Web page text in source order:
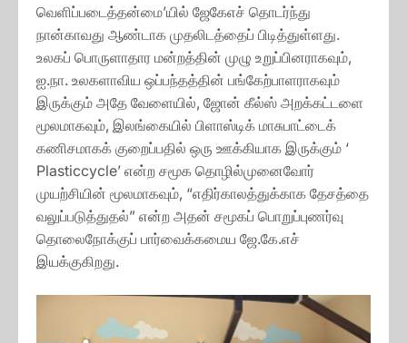
வெளிப்படைத்தன்மை’யில் ஜேகேஎச் தொடர்ந்து
நான்காவது ஆண்டாக முதலிடத்தைப் பிடித்துள்ளது.
உலகப் பொருளாதார மன்றத்தின் முழு உறுப்பினராகவும்,
ஐ.நா. உலகளாவிய ஒப்பந்தத்தின் பங்கேற்பாளராகவும்
இருக்கும் அதே வேளையில், ஜோன் கீல்ஸ் அறக்கட்டளை
மூலமாகவும், இலங்கையில் பிளாஸ்டிக் மாசுபாட்டைக்
கணிசமாகக் குறைப்பதில் ஒரு ஊக்கியாக இருக்கும் ‘
Plasticcycle’ என்ற சமூக தொழில்முனைவோர்
முயற்சியின் மூலமாகவும், “எதிர்காலத்துக்காக தேசத்தை
வலுப்படுத்துதல்” என்ற அதன் சமூகப் பொறுப்புணர்வு
தொலைநோக்குப் பார்வைக்கமைய ஜே.கே.எச்
இயக்குகிறது.